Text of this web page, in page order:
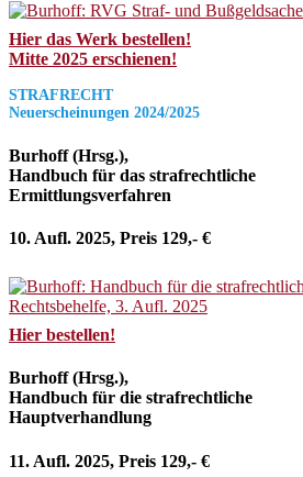
Hier das Werk bestellen!
Mitte 2025 erschienen!
STRAFRECHT
Neuerscheinungen 2024/2025
Burhoff (Hrsg.),
Handbuch für das strafrechtliche
Ermittlungsverfahren
10. Aufl. 2025, Preis 129,- €
Hier bestellen!
Burhoff (Hrsg.),
Handbuch für die strafrechtliche
Hauptverhandlung
11. Aufl. 2025, Preis 129,- €